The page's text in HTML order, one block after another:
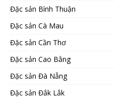
Đặc sản Bình Thuận
Đặc sản Cà Mau
Đặc sản Cần Thơ
Đặc sản Cao Bằng
Đặc sản Đà Nẵng
Đặc sản Đắk Lắk